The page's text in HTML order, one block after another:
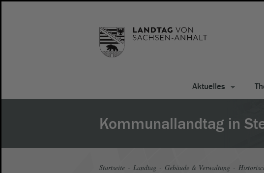
Aktuelles
Kommunallandtag in
Startseite Landtag Gebäude & Verwaltung